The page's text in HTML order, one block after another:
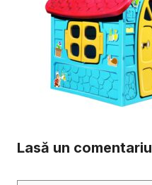
Lasă un comentariu